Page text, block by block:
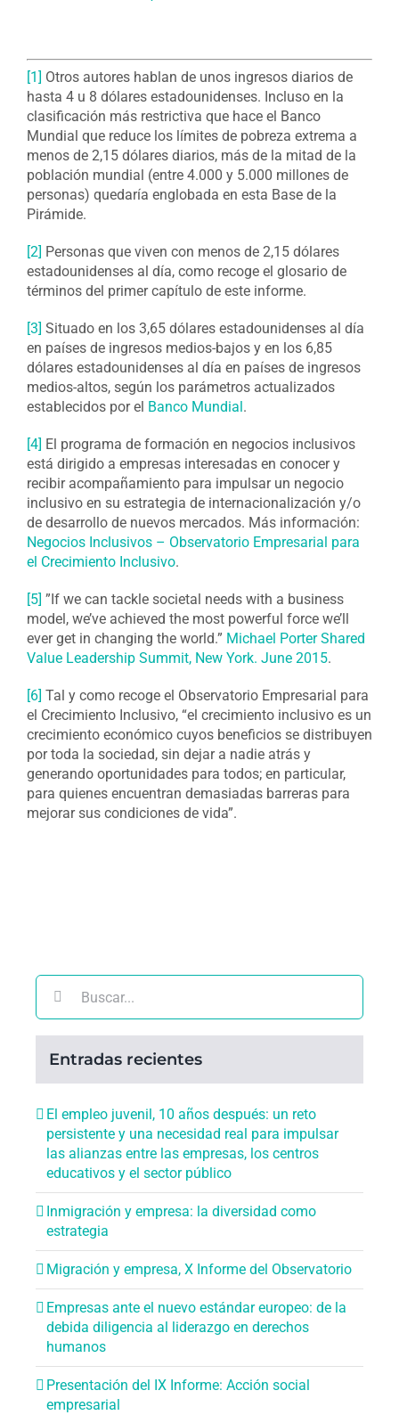
[1] Otros autores hablan de unos ingresos diarios de
hasta 4 u 8 dólares estadounidenses. Incluso en la
clasificación más restrictiva que hace el Banco
Mundial que reduce los límites de pobreza extrema a
menos de 2,15 dólares diarios, más de la mitad de la
población mundial (entre 4.000 y 5.000 millones de
personas) quedaría englobada en esta Base de la
Pirámide.
[2] Personas que viven con menos de 2,15 dólares
estadounidenses al día, como recoge el glosario de
términos del primer capítulo de este informe.
[3] Situado en los 3,65 dólares estadounidenses al día
en países de ingresos medios-bajos y en los 6,85
dólares estadounidenses al día en países de ingresos
medios-altos, según los parámetros actualizados
establecidos por el Banco Mundial.
[4] El programa de formación en negocios inclusivos
está dirigido a empresas interesadas en conocer y
recibir acompañamiento para impulsar un negocio
inclusivo en su estrategia de internacionalización y/o
de desarrollo de nuevos mercados. Más información:
Negocios Inclusivos – Observatorio Empresarial para
el Crecimiento Inclusivo.
[5] ”If we can tackle societal needs with a business
model, we’ve achieved the most powerful force we’ll
ever get in changing the world.” Michael Porter Shared
Value Leadership Summit, New York. June 2015.
[6] Tal y como recoge el Observatorio Empresarial para
el Crecimiento Inclusivo, “el crecimiento inclusivo es un
crecimiento económico cuyos beneficios se distribuyen
por toda la sociedad, sin dejar a nadie atrás y
generando oportunidades para todos; en particular,
para quienes encuentran demasiadas barreras para
mejorar sus condiciones de vida”.
Buscar:
Entradas recientes
El empleo juvenil, 10 años después: un reto
persistente y una necesidad real para impulsar
las alianzas entre las empresas, los centros
educativos y el sector público
Inmigración y empresa: la diversidad como
estrategia
Migración y empresa, X Informe del Observatorio
Empresas ante el nuevo estándar europeo: de la
debida diligencia al liderazgo en derechos
humanos
Presentación del IX Informe: Acción social
empresarial